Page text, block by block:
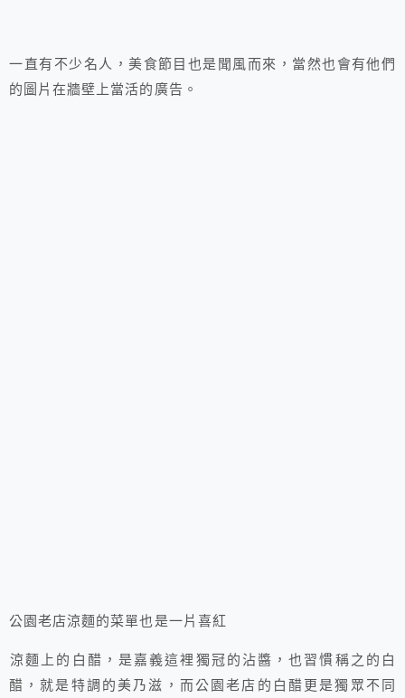
一直有不少名人，美食節目也是聞風而來，當然也會有他們
的圖片在牆壁上當活的廣告。
公園老店涼麵的菜單也是一片喜紅
涼麵上的白醋，是嘉義這裡獨冠的沾醬，也習慣稱之的白
醋，就是特調的美乃滋，而公園老店的白醋更是獨眾不同